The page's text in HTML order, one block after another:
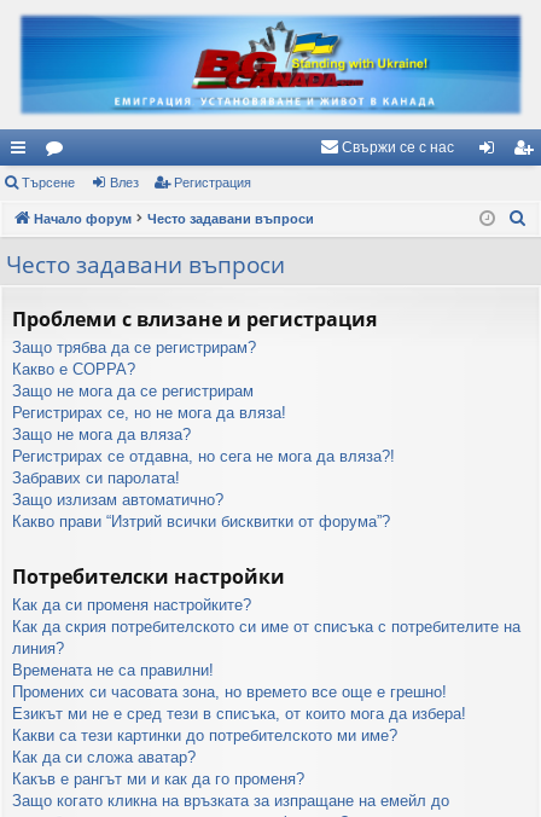
ъ
рз
и
ъз
ки
ор
ум
Свържи се с нас
з ис
Търсене Влез Регистрация
Начало форум Често задавани въпроси
Често задавани въпроси
Проблеми с влизане и регистрация
Защо трябва да се регистрирам?
Какво е COPPA?
Защо не мога да се регистрирам
Регистрирах се, но не мога да вляза!
Защо не мога да вляза?
Регистрирах се отдавна, но сега не мога да вляза?!
Забравих си паролата!
Защо излизам автоматично?
Какво прави “Изтрий всички бисквитки от форума”?
Потребителски настройки
Как да си променя настройките?
Как да скрия потребителското си име от списъка с потребителите на
линия?
Времената не са правилни!
Промених си часовата зона, но времето все още е грешно!
Езикът ми не е сред тези в списъка, от които мога да избера!
Какви са тези картинки до потребителското ми име?
Как да си сложа аватар?
Какъв е рангът ми и как да го променя?
Защо когато кликна на връзката за изпращане на емейл до